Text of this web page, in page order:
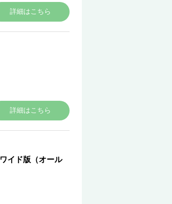
詳細はこちら
詳細はこちら
イド版（オール